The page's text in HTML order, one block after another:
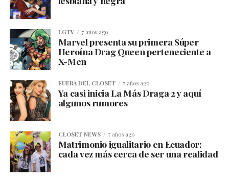
LGTV 7 años ago
Marvel presenta su primera Súper
Heroína Drag Queen perteneciente a
X-Men
FUERA DEL CLOSET 7 años ago
Ya casi inicia La Más Draga 2 y aquí
algunos rumores
CLOSET NEWS 7 años ago
Matrimonio igualitario en Ecuador:
cada vez más cerca de ser una realidad